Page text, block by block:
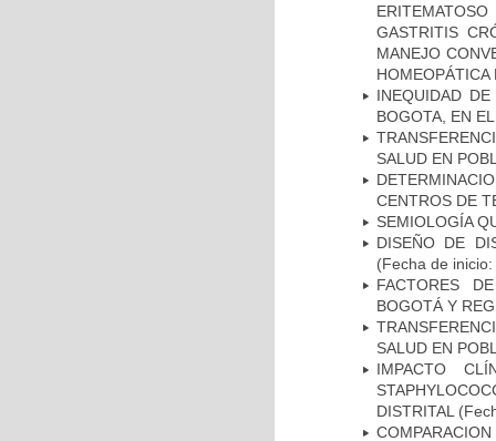
GASTRITIS
MANEJO
INEQUIDAD
BOGOTA, EN
SALUD EN
CENTROS DE
SEMIOLOGÍA
DISEÑO DE
(Fecha de
FACTORES
BOGOTÁ Y
SALUD EN
IMPACTO
DISTRITAL